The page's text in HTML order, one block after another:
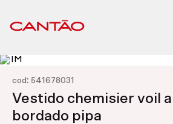
cod : 541678031
Vestido chemisier voil
bordado pipa